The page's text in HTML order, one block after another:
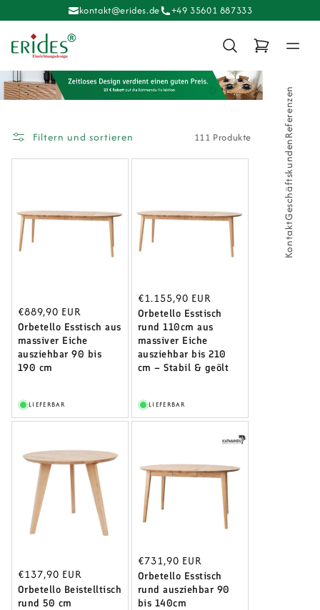
kontakt@erides.de +49 35601 887333
Warenkorb
Kontakt
Geschäftskunden
Referenzen
Filtern und sortieren 111 Produkte
Normaler
Preis
€889,90 EUR
Orbetello Esstisch aus
massiver Eiche
ausziehbar 90 bis
190 cm
LIEFERBAR
Normaler
Preis
€1.155,90 EUR
Orbetello Esstisch
rund 110cm aus
massiver Eiche
ausziehbar bis 210
cm – Stabil & geölt
LIEFERBAR
Normaler
Preis
€137,90 EUR
Orbetello Beistelltisch
rund 50 cm
Normaler
Preis
€731,90 EUR
Orbetello Esstisch
rund ausziehbar 90
bis 140cm